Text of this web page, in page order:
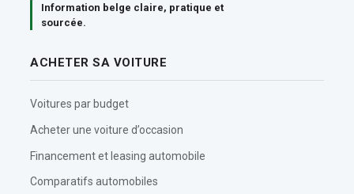
Information belge claire, pratique et
sourcée.
ACHETER SA VOITURE
Voitures par budget
Acheter une voiture d’occasion
Financement et leasing automobile
Comparatifs automobiles